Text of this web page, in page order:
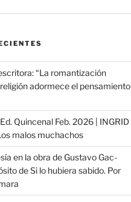
“La romantización
adormece el pensamiento
Quincenal Feb. 2026 | INGRID
malos muchachos
en la obra de Gustavo Gac-
de Si lo hubiera sabido. Por